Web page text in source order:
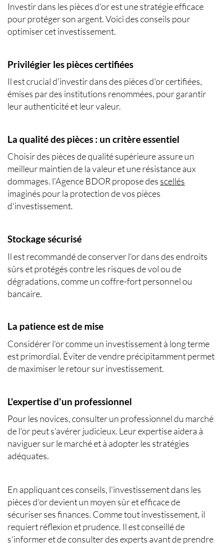
Investir dans les pièces d'or est une stratégie efficace
pour protéger son argent. Voici des conseils pour
optimiser cet investissement.
Privilégier les pièces certifiées
Il est crucial d'investir dans des pièces d'or certifiées,
émises par des institutions renommées, pour garantir
leur authenticité et leur valeur.
La qualité des pièces : un critère essentiel
Choisir des pièces de qualité supérieure assure un
meilleur maintien de la valeur et une résistance aux
dommages. l'Agence BDOR propose des scellés
imaginés pour la protection de vos pièces
d'investissement.
Stockage sécurisé
Il est recommandé de conserver l'or dans des endroits
sûrs et protégés contre les risques de vol ou de
dégradations, comme un coffre-fort personnel ou
bancaire.
La patience est de mise
Considérer l'or comme un investissement à long terme
est primordial. Éviter de vendre précipitamment permet
de maximiser le retour sur investissement.
L'expertise d'un professionnel
Pour les novices, consulter un professionnel du marché
de l'or peut s'avérer judicieux. Leur expertise aidera à
naviguer sur le marché et à adopter les stratégies
adéquates.
En appliquant ces conseils, l'investissement dans les
pièces d'or devient un moyen sûr et efficace de
sécuriser ses finances. Comme tout investissement, il
requiert réflexion et prudence. Il est conseillé de
s'informer et de consulter des experts avant de prendre